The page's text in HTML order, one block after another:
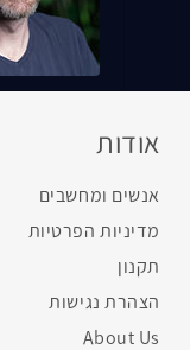
אודות
אנשים ומחשבים
מדיניות הפרטיות
תקנון
הצהרת נגישות
About Us